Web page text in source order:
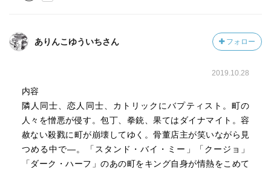
ありんこゆういちさん フォロー
2019.10.28
内容
隣人同士、恋人同士、カトリックにバプティスト。町の
人々を憎悪が侵す。包丁、拳銃、果てはダイナマイト。容
赦ない殺戮に町が崩壊してゆく。骨董店主が笑いながら見
つめる中で―。「スタンド・バイ・ミー」「クージョ」
「ダーク・ハーフ」のあの町をキング自身が情熱をこめて